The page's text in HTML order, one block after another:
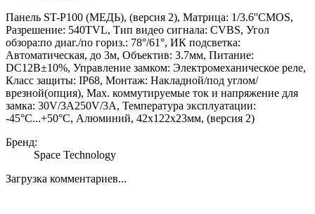
Панель ST-P100 (МЕДЬ), (версия 2), Матрица: 1/3.6''CMOS,
Разрешение: 540TVL, Тип видео сигнала: CVBS, Угол
обзора:по диаг./по гориз.: 78°/61°, ИК подсветка:
Автоматическая, до 3м, Объектив: 3.7мм, Питание:
DС12В±10%, Управление замком: Электромеханическое реле,
Класс защиты: IР68, Монтаж: Накладной/под углом/
врезной(опция), Мах. коммутируемые ток и напряжение для
замка: 30V/3A250V/3A, Температура эксплуатации:
-45°С...+50°С, Алюминий, 42х122х23мм, (версия 2)
Бренд:
Space Technology
Загрузка комментариев...